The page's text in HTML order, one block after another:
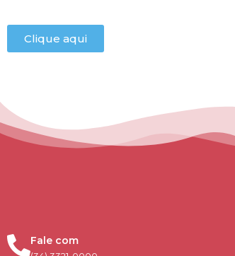
Clique aqui
Fale com